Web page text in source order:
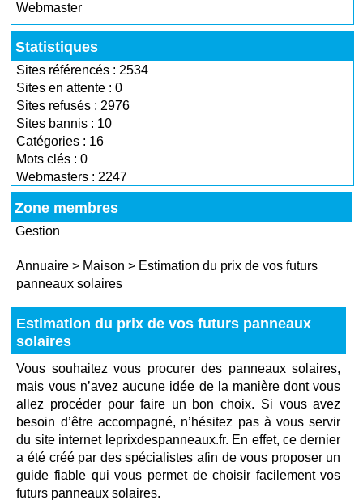
Webmaster
Statistiques
Sites référencés : 2534
Sites en attente : 0
Sites refusés : 2976
Sites bannis : 10
Catégories : 16
Mots clés : 0
Webmasters : 2247
Zone membres
Gestion
Annuaire > Maison > Estimation du prix de vos futurs
panneaux solaires
Estimation du prix de vos futurs panneaux
solaires
Vous souhaitez vous procurer des panneaux solaires,
mais vous n’avez aucune idée de la manière dont vous
allez procéder pour faire un bon choix. Si vous avez
besoin d’être accompagné, n’hésitez pas à vous servir
du site internet leprixdespanneaux.fr. En effet, ce dernier
a été créé par des spécialistes afin de vous proposer un
guide fiable qui vous permet de choisir facilement vos
futurs panneaux solaires.